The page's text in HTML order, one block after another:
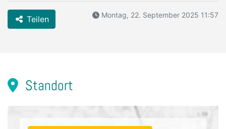
Teilen Montag, 22. September 2025 11:57
Standort